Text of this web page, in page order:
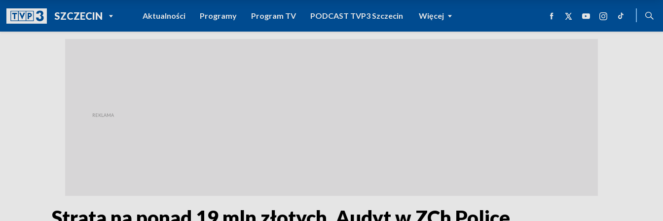
SZCZECINPOWRÓT DO
TVP REGIONY
Aktualności Programy Program TV PODCAST TVP3 Szczecin Więcej